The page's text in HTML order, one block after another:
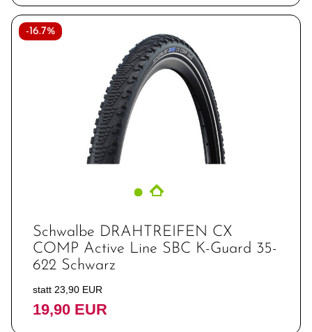
-16.7%
Schwalbe DRAHTREIFEN CX
COMP Active Line SBC K-Guard 35-
622 Schwarz
statt 23,90 EUR
19,90 EUR